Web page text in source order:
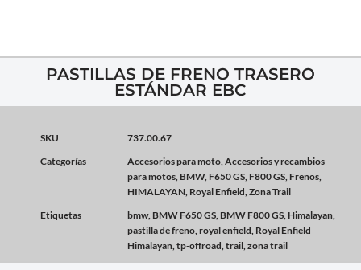
PASTILLAS DE FRENO TRASERO
ESTÁNDAR EBC
SKU
737.00.67
Categorías
Accesorios para moto,Accesorios y recambios
para motos, BMW, F650 GS, F800 GS, Frenos,
HIMALAYAN, Royal Enfield,Zona Trail
Etiquetas
bmw, BMW F650 GS, BMW F800 GS, Himalayan,
pastilla de freno,royal enfield, Royal Enfield
Himalayan,tp-offroad,trail,zona trail